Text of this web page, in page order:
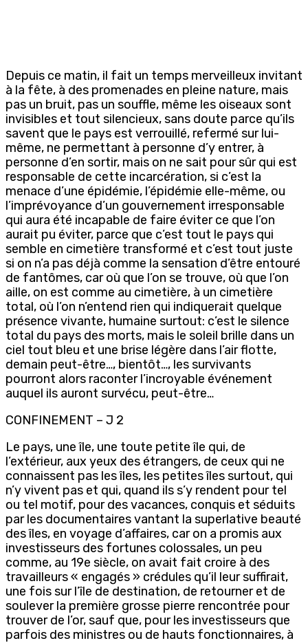
Depuis ce matin, il fait un temps merveilleux invitant
à la fête, à des promenades en pleine nature, mais
pas un bruit, pas un souffle, même les oiseaux sont
invisibles et tout silencieux, sans doute parce qu’ils
savent que le pays est verrouillé, refermé sur lui-
même, ne permettant à personne d’y entrer, à
personne d’en sortir, mais on ne sait pour sûr qui est
responsable de cette incarcération, si c’est la
menace d’une épidémie, l’épidémie elle-même, ou
l’imprévoyance d’un gouvernement irresponsable
qui aura été incapable de faire éviter ce que l’on
aurait pu éviter, parce que c’est tout le pays qui
semble en cimetière transformé et c’est tout juste
si on n’a pas déjà comme la sensation d’être entouré
de fantômes, car où que l’on se trouve, où que l’on
aille, on est comme au cimetière, à un cimetière
total, où l’on n’entend rien qui indiquerait quelque
présence vivante, humaine surtout: c’est le silence
total du pays des morts, mais le soleil brille dans un
ciel tout bleu et une brise légère dans l’air flotte,
demain peut-être…, bientôt…, les survivants
pourront alors raconter l’incroyable événement
auquel ils auront survécu, peut-être…
CONFINEMENT – J 2
Le pays, une île, une toute petite île qui, de
l’extérieur, aux yeux des étrangers, de ceux qui ne
connaissent pas les îles, les petites îles surtout, qui
n’y vivent pas et qui, quand ils s’y rendent pour tel
ou tel motif, pour des vacances, conquis et séduits
par les documentaires vantant la superlative beauté
des îles, en voyage d’affaires, car on a promis aux
investisseurs des fortunes colossales, un peu
comme, au 19e siècle, on avait fait croire à des
travailleurs « engagés » crédules qu’il leur suffirait,
une fois sur l’île de destination, de retourner et de
soulever la première grosse pierre rencontrée pour
trouver de l’or, sauf que, pour les investisseurs que
parfois des ministres ou de hauts fonctionnaires, à